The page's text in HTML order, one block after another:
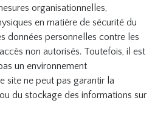
organisationnelles,
en matière de sécurité du
données personnelles contre les
non autorisés. Toutefois, il est
un environnement
site ne peut pas garantir la
du stockage des informations sur